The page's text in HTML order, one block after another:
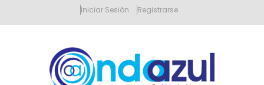
Iniciar Sesión Registrarse